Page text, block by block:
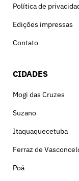
Política de
Edições impressas
Contato
CIDADES
Mogi das Cruzes
Suzano
Itaquaquecetuba
Ferraz de
Poá